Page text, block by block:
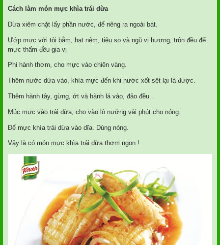
Cách làm món mực khìa trái dừa
Dừa xiêm chặt lấy phần nước, để riêng ra ngoài bát.
Ướp mực với tỏi bằm, hạt nêm, tiêu sọ và ngũ vị hương, trộn đều để
mực thấm đều gia vị
Phi hành thơm, cho mực vào chiên vàng.
Thêm nước dừa vào, khìa mực đến khi nước xốt sệt lại là được.
Thêm hành tây, gừng, ớt và hành lá vào, đảo đều.
Múc mực vào trái dừa, cho vào lò nướng vài phút cho nóng.
Để mực khìa trái dừa vào dĩa. Dùng nóng.
Vậy là có món mực khìa trái dừa thơm ngon !